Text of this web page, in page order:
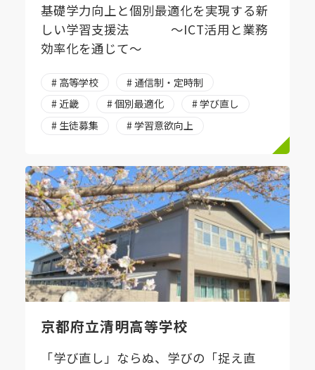
基礎学力向上と個別最適化を実現する新
しい学習支援法 ～ICT活用と業務
効率化を通じて～
# 高等学校
# 通信制・定時制
# 近畿
# 個別最適化
# 学び直し
# 生徒募集
# 学習意欲向上
京都府立清明高等学校
「学び直し」ならぬ、学びの「捉え直